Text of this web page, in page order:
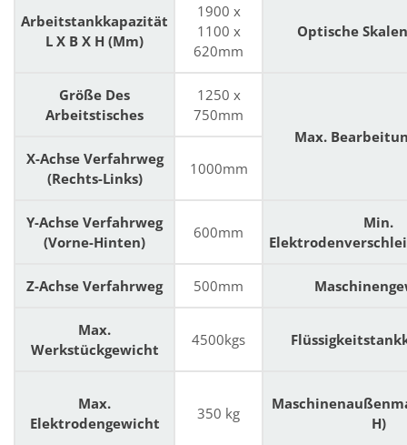
Arbeitstankkapazität
L X B X H (mm)
1900 x
1100 x
620mm
Optische
Größe Des
Arbeitstisches
1250 x
750mm
Max.
X-Achse Verfahrweg
(Rechts-Links)
1000mm
Y-Achse Verfahrweg
(Vorne-Hinten)
600mm
Min.
Z-Achse Verfahrweg 500mm
Max.
Werkstückgewicht
4500kgs
Max.
Elektrodengewicht
350 kg
H)